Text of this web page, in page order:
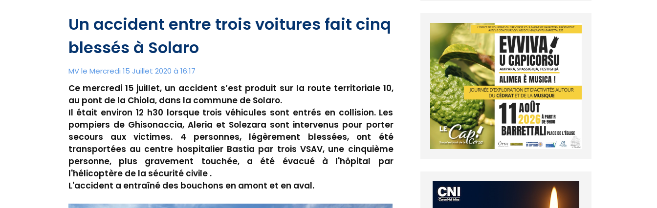
Un accident entre trois voitures fait cinq
blessés à Solaro
MV le Mercredi 15 Juillet 2020 à 16:17
Ce mercredi 15 juillet, un accident s’est produit sur la route territoriale 10,
au pont de la Chiola, dans la commune de Solaro.
Il était environ 12 h30 lorsque trois véhicules sont entrés en collision. Les
pompiers de Ghisonaccia, Aleria et Solezara sont intervenus pour porter
secours aux victimes. 4 personnes, légèrement blessées, ont été
transportées au centre hospitalier Bastia par trois VSAV, une cinquième
personne, plus gravement touchée, a été évacué à l'hôpital par
l'hélicoptère de la sécurité civile .
L'accident a entraîné des bouchons en amont et en aval.